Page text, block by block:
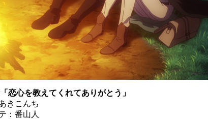
恋心を教えてくれてありがとう」
きこんち
：番山人